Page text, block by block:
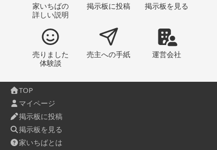
家いちばの
詳しい説明
掲示板に投稿 掲示板 を見る
売りました
体験談
売主への手紙 運営会社
TOP
マイページ
掲示板に投稿
掲示板を見る
家いちばとは